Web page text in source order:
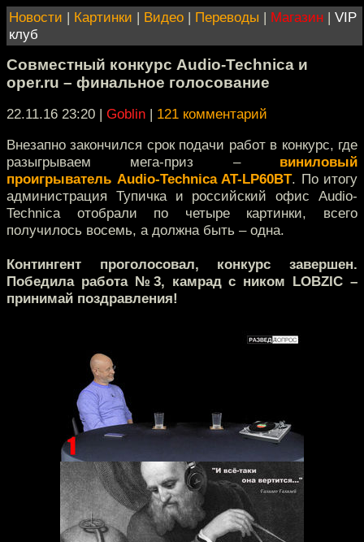
Новости | Картинки | Видео | Переводы | Магазин | VIP
клуб
Совместный конкурс Audio-Technica и
oper.ru – финальное голосование
22.11.16 23:20 | Goblin | 121 комментарий
Внезапно закончился срок подачи работ в конкурс, где
разыгрываем мега-приз – виниловый
проигрыватель Audio-Technica AT-LP60BT. По итогу
администрация Тупичка и российский офис Audio-
Technica отобрали по четыре картинки, всего
получилось восемь, а должна быть – одна.
Контингент проголосовал, конкурс завершен.
Победила работа №3, камрад с ником LOBZIC –
принимай поздравления!